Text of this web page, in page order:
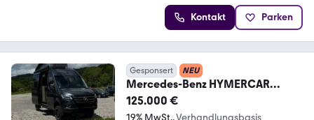
Kontakt Parken
Gesponsert NEU
Mercedes-Benz HYMERCAR
Grand Canyon S 4X4
125.000 €